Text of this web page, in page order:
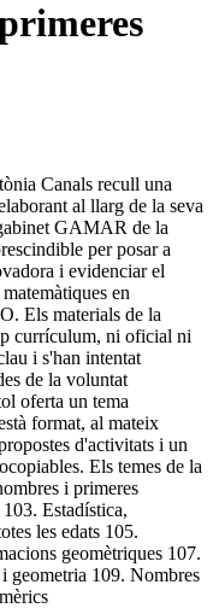
Canals recull una
al llarg de la seva
GAMAR de la
per posar a
i evidenciar el
en
Els materials de la
currículum, ni oficial ni
i s'han intentat
de la voluntat
oferta un tema
format, al mateix
d'activitats i un
Els temes de la
i primeres
Estadística,
les edats 105.
geomètriques 107.
geometria 109. Nombres